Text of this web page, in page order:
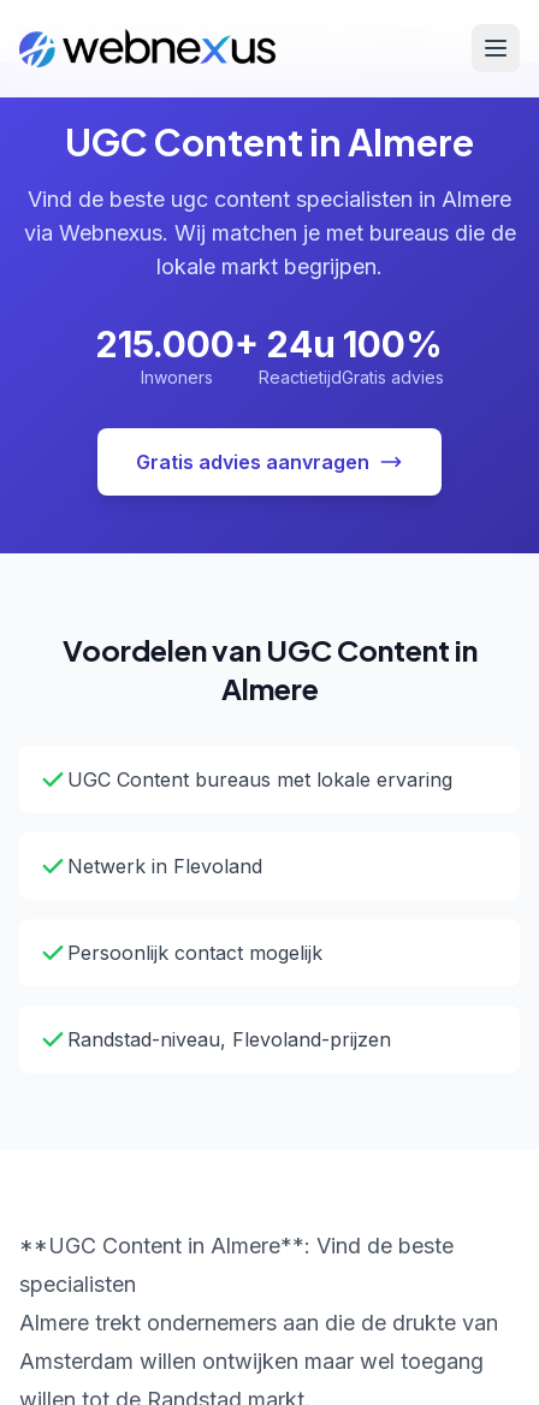
Home Diensten UGC Content
UGC Content in Almere
Vind de beste ugc content specialisten in Almere
via Webnexus. Wij matchen je met bureaus die de
lokale markt begrijpen.
215.000+
Inwoners
24u
Reactietijd
100%
Gratis advies
Gratis advies aanvragen
Voordelen van UGC Content in
Almere
UGC Content bureaus met lokale ervaring
Netwerk in Flevoland
Persoonlijk contact mogelijk
Randstad-niveau, Flevoland-prijzen
**UGC Content in Almere**: Vind de beste
specialisten
Almere trekt ondernemers aan die de drukte van
Amsterdam willen ontwijken maar wel toegang
willen tot de Randstad markt.